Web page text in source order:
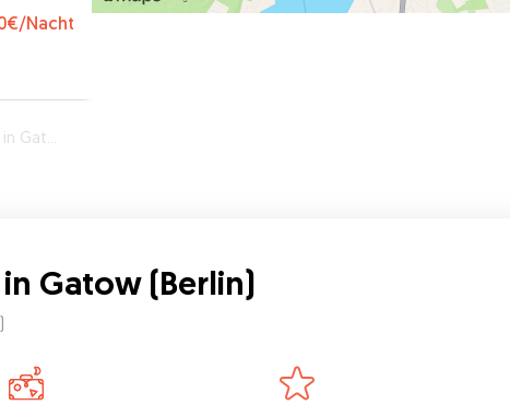
/Nacht
(Berlin)
Gatow (Berlin)
)